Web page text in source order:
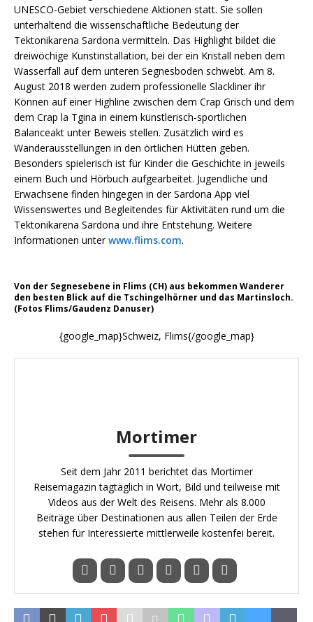
UNESCO-Gebiet verschiedene Aktionen statt. Sie sollen
unterhaltend die wissenschaftliche Bedeutung der
Tektonikarena Sardona vermitteln. Das Highlight bildet die
dreiwöchige Kunstinstallation, bei der ein Kristall neben dem
Wasserfall auf dem unteren Segnesboden schwebt. Am 8.
August 2018 werden zudem professionelle Slackliner ihr
Können auf einer Highline zwischen dem Crap Grisch und dem
dem Crap la Tgina in einem künstlerisch-sportlichen
Balanceakt unter Beweis stellen. Zusätzlich wird es
Wanderausstellungen in den örtlichen Hütten geben.
Besonders spielerisch ist für Kinder die Geschichte in jeweils
einem Buch und Hörbuch aufgearbeitet. Jugendliche und
Erwachsene finden hingegen in der Sardona App viel
Wissenswertes und Begleitendes für Aktivitäten rund um die
Tektonikarena Sardona und ihre Entstehung. Weitere
Informationen unterwww.flims.com.
Von der Segnesebene in Flims (CH) aus bekommen Wanderer
den besten Blick auf die Tschingelhörner und das Martinsloch.
(Fotos Flims/Gaudenz Danuser)
{google_map}Schweiz, Flims{/google_map}
Mortimer
Seit dem Jahr 2011 berichtet das Mortimer
Reisemagazin tagtäglich in Wort, Bild und teilweise mit
Videos aus der Welt des Reisens. Mehr als 8.000
Beiträge über Destinationen aus allen Teilen der Erde
stehen für Interessierte mittlerweile kostenfei bereit.